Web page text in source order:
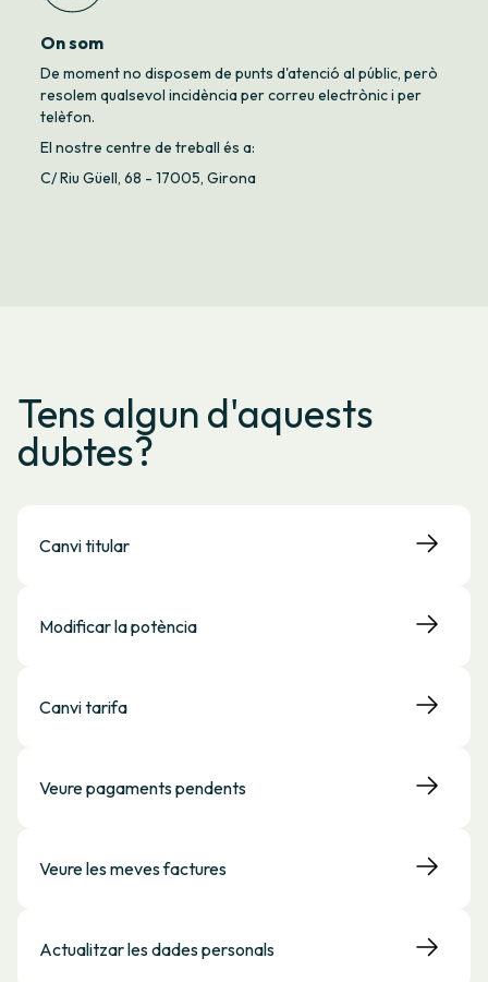
On som
De moment no disposem de punts d'atenció al públic, però
resolem qualsevol incidència per correu electrònic i per
telèfon.
El nostre centre de treball és a:
C/ Riu Güell, 68 - 17005, Girona
Tens algun d'aquests
dubtes?
Canvi titular
Modificar la potència
Canvi tarifa
Veure pagaments pendents
Veure les meves factures
Actualitzar les dades personals